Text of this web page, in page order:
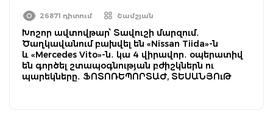
26871 դիտում Շամշյան
Խոշոր ավտովթար՝ Տավուշի մարզում․
Ծաղկավանում բախվել են «Nissan Tiida»-ն
և «Mercedes Vito»-ն․ կա 4 վիրավոր․ օպերատիվ
են գործել շտապօգնության բժիշկներն ու
պարեկները․ ՖՈՏՈՌԵՊՈՐՏԱԺ, ՏԵՍԱՆՅՈւԹ